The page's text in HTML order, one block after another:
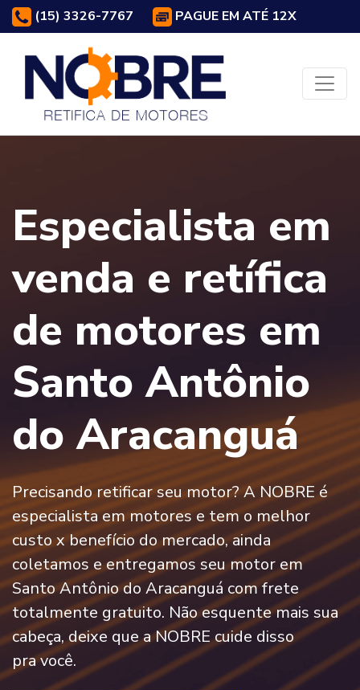
(15) 3326-7767 PAGUE EM ATÉ 12X
Especialista em
venda e retífica
de motores em
Santo Antônio
do Aracanguá
Precisando retificar seu motor? A NOBRE é
especialista em motores e tem o melhor
custo x benefício do mercado, ainda
coletamos e entregamos seu motor em
Santo Antônio do Aracanguá com frete
totalmente gratuito. Não esquente mais sua
cabeça, deixe que a NOBRE cuide disso
pra você.